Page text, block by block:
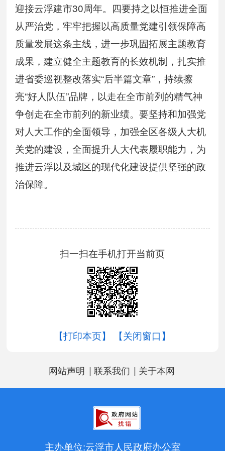
迎接云浮建市30周年。四要持之以恒推进全面
从严治党，牢牢把握以高质量党建引领保障高
质量发展这条主线，进一步巩固拓展主题教育
成果，建立健全主题教育的长效机制，扎实推
进省委巡视整改落实“后半篇文章”，持续擦
亮“好人队伍”品牌，以走在全市前列的精气神
争创走在全市前列的新业绩。要坚持和加强党
对人大工作的全面领导，加强全区各级人大机
关党的建设，全面提升人大代表履职能力，为
推进云浮以及城区的现代化建设提供坚强的政
治保障。
扫一扫在手机打开当前页
【打印本页】 【关闭窗口】
网站声明 | 联系我们 | 关于本网
主办单位:云浮市人民政府办公室